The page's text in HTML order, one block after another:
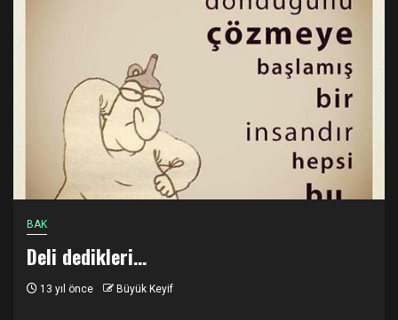
BAK
Deli dedikleri…
13 yıl önce Büyük Keyif